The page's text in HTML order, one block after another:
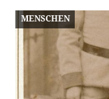
MENSCHEN